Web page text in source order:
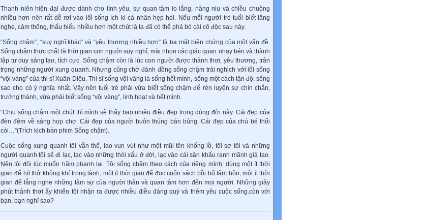
Thanh niên hiện đại được dành cho tình yêu, sự quan tâm lo lắng, nâng niu và chiều chuộng
nhiều hơn nên rất dễ rơi vào lối sống ích kỉ cá nhân hẹp hòi. Nếu mỗi người trẻ tuổi biết lắng
nghe, cảm thông, thấu hiểu nhiều hơn một chút là ta đã có thể phá bỏ cái cô độc sau này.
“Sống chậm”, “suy nghĩ khác” và “yêu thương nhiều hơn” là ba mặt biện chứng của một vấn đề.
Sống chậm thực chất là thời gian con người suy nghĩ, mài nhọn các giác quan nhạy bén và thành
lập tư duy sáng tạo, tích cực. Sống chậm còn là lúc con người được thảnh thơi, yêu thương, trân
trọng những người xung quanh. Nhưng cũng chớ đánh đồng sống chậm trái nghịch với lối sống
“vội vàng” của thi sĩ Xuân Diệu. Thi sĩ sống vội vàng là sống hết mình, sống một cách tận độ, sống
sao cho có ý nghĩa nhất. Vậy nên tuổi trẻ phải vừa biết sống chậm để rèn luyện sự chín chắn,
trưởng thành, vừa phải biết sống “vội vàng”, linh hoạt và hết mình.
“Chịu sống chậm một chút thì mình sẽ thấy bao nhiêu điều đẹp trong dòng đời này. Cái đẹp của
đèn đêm về sáng họp chợ. Cái đẹp của người buôn thúng bán bủng. Cái đẹp của chú bé thổi
còi…”(Trích kịch bản phim Sống chậm).
Cuộc sống xung quanh tôi vẫn thế, lao vun vút như một mũi tên khổng lồ, tôi sợ tôi và những
người quanh tôi sẽ đi lạc, lạc vào những thói xấu ở đời, lạc vào cái sân khấu ranh mãnh giả tạo.
Nên tôi đôi lúc muốn hãm phanh lại. Tôi sống chậm theo cách của riêng mình: dùng một ít thời
gian để hít thở không khí trong lành, một ít thời gian để đọc cuốn sách bồi bổ tâm hồn, một ít thời
gian để lắng nghe những tâm sự của người thân và quan tâm hơn đến mọi người. Những giây
phút thảnh thơi ấy khiến tôi nhận ra được nhiều điều đáng quý và thêm yêu cuộc sống.còn với
bạn, bạn nghĩ sao?